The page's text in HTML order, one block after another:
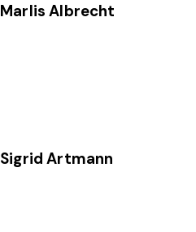
Marlis Albrecht
Sigrid Artmann